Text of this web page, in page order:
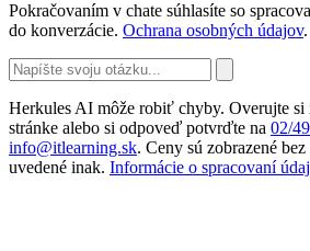
Pokračovaním v chate súhlasíte so
do konverzácie. Ochrana osobných údajov.
Herkules AI môže robiť chyby. Overujte si
stránke alebo si odpoveď potvrďte na 02/
info@itlearning.sk. Ceny sú zobrazené
uvedené inak. Informácie o spracovaní